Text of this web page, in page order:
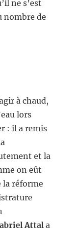
ne s’est
nombre de
à chaud,
lors
: il a remis
et la
on eût
la réforme
Attal a